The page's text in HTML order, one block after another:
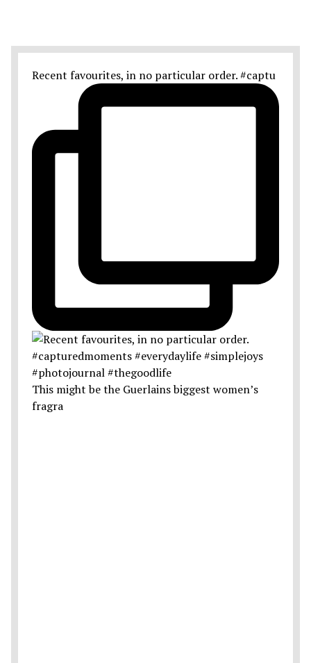
Recent favourites, in no particular order. #captu
This might be the Guerlains biggest women’s
fragra